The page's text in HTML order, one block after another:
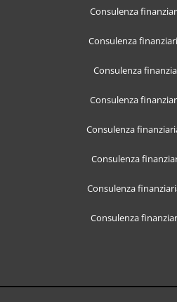
Consulenza
Consulenza
Consulenza
Consulenza
Consulenza
Consulenza
Consulenza
Consulenza